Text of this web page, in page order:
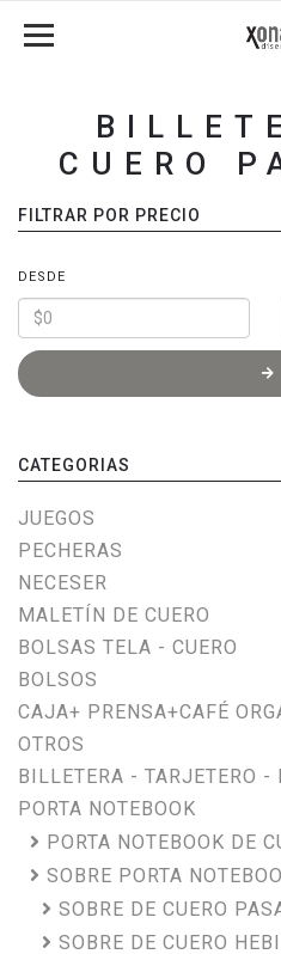
CUERO
FILTRAR POR PRECIO
DESDE
CATEGORIAS
JUEGOS
PECHERAS
NECESER
MALETÍN DE CUERO
BOLSAS TELA - CUERO
BOLSOS
CAJA+ PRENSA+CAFÉ
OTROS
BILLETERA - TARJETERO -
PORTA NOTEBOOK
PORTA NOTEBOOK DE
SOBRE PORTA
SOBRE DE CUERO
SOBRE DE CUERO